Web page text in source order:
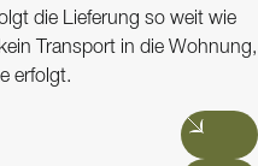
die Lieferung so weit wie
Transport in die Wohnung,
erfolgt.